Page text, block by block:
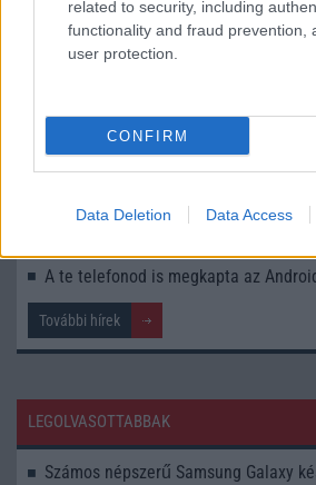
related to security, including
functionality and fraud prevention,
user protection.
CONFIRM
Data Deletion Data Access
Képeken az Android 12
Android 12, megújul a teljes felület!
Totálisan új animációk az Android
Mikor érkezik az Android 12 az S21-re?
A te telefonod is megkapta az
További hírek
LEGOLVASOTTABBAK
Számos népszerű Samsung Galaxy